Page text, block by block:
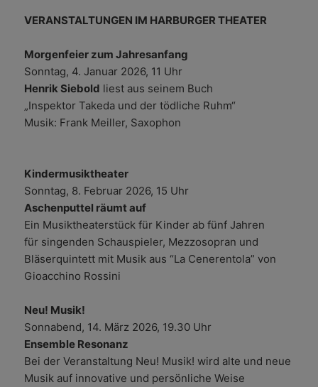
VERANSTALTUNGEN IM HARBURGER THEATER
Morgenfeier zum Jahresanfang
Sonntag, 4. Januar 2026, 11 Uhr
Henrik Siebold liest aus seinem Buch
„Inspektor Takeda und der tödliche Ruhm“
Musik: Frank Meiller, Saxophon
Kindermusiktheater
Sonntag, 8. Februar 2026, 15 Uhr
Aschenputtel räumt auf
Ein Musiktheaterstück für Kinder ab fünf Jahren
für singenden Schauspieler, Mezzosopran und
Bläserquintett mit Musik aus “La Cenerentola” von
Gioacchino Rossini
Neu! Musik!
Sonnabend, 14. März 2026, 19.30 Uhr
Ensemble Resonanz
Bei der Veranstaltung Neu! Musik! wird alte und neue
Musik auf innovative und persönliche Weise